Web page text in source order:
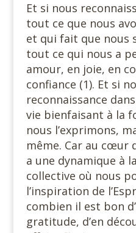
Et si nous
tout ce que nous
et qui fait que nous
tout ce qui nous a
amour, en joie, en
confiance (1). Et si
reconnaissance
vie bienfaisant à la
nous l’exprimons,
même. Car au cœur
a une dynamique à
collective où nous
l’inspiration de
combien il est bon
gratitude, d’en